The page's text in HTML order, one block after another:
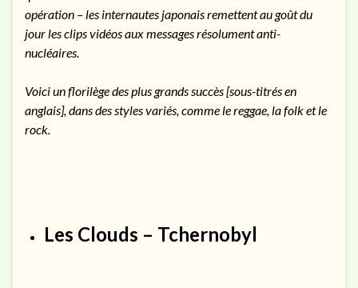
opération – les internautes japonais remettent au goût du
jour les clips vidéos aux messages résolument anti-
nucléaires.
Voici un florilège des plus grands succès [sous-titrés en
anglais], dans des styles variés, comme le reggae, la folk et le
rock.
Les Clouds – Tchernobyl